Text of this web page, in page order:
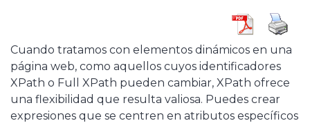
Cuando tratamos con elementos dinámicos en una
página web, como aquellos cuyos identificadores
XPath o Full XPath pueden cambiar, XPath ofrece
una flexibilidad que resulta valiosa. Puedes crear
expresiones que se centren en atributos específicos